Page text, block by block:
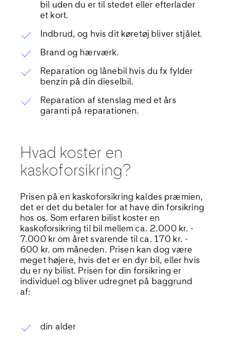
bil uden du er til stedet eller efterlader
et kort.
Indbrud, og hvis dit køretøj bliver stjålet.
Brand og hærværk.
Reparation og lånebil hvis du fx fylder
benzin på din dieselbil.
Reparation af stenslag med et års
garanti på reparationen.
Hvad koster en
kaskoforsikring?
Prisen på en kaskoforsikring kaldes præmien,
det er det du betaler for at have din forsikring
hos os. Som erfaren bilist koster en
kaskoforsikring til bil mellem ca. 2.000 kr. -
7.000 kr om året svarende til ca. 170 kr. -
600 kr. om måneden. Prisen kan dog være
meget højere, hvis det er en dyr bil, eller hvis
du er ny bilist. Prisen for din forsikring er
individuel og bliver udregnet på baggrund
af:
din alder